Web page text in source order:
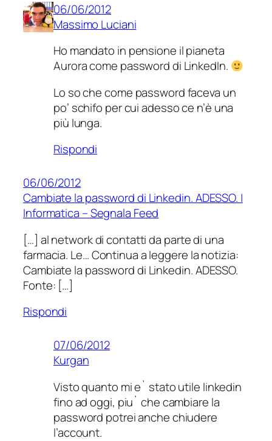
06/06/2012
Massimo Luciani
Ho mandato in pensione il pianeta
Aurora come password di LinkedIn.
Lo so che come password faceva un
po’ schifo per cui adesso ce n’è una
più lunga.
Rispondi
06/06/2012
Cambiate la password di Linkedin. ADESSO. |
Informatica – Segnala Feed
[…] al network di contatti da parte di una
farmacia. Le… Continua a leggere la notizia:
Cambiate la password di Linkedin. ADESSO.
Fonte: […]
Rispondi
07/06/2012
Kurgan
Visto quanto mi e` stato utile linkedin
fino ad oggi, piu` che cambiare la
password potrei anche chiudere
l’account.